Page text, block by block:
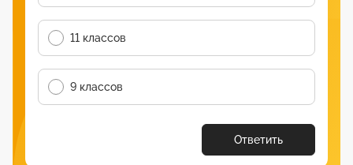
11 классов
9 классов
Ответить